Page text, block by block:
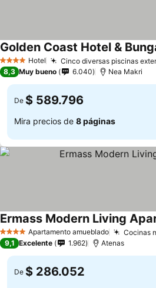
4 EstrellasHotel Cinco diversas piscinas
Golden Coast Hotel &
8,3 Muy bueno 6.040 Nea Makri
De $ 589.796
Mira precios de 8 páginas
4 EstrellasApartamento amueblado Cocinas
Ermass Modern Living
9,1 Excelente 1.962 Atenas
De $ 286.052